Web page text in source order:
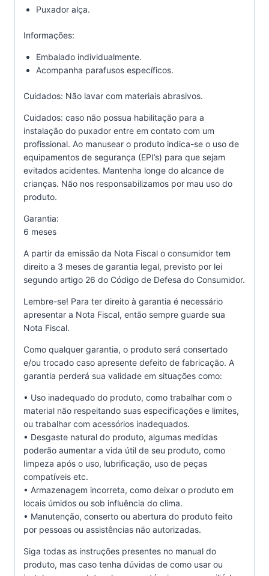
Puxador alça.
Informações:
Embalado individualmente.
Acompanha parafusos específicos.
Cuidados: Não lavar com materiais abrasivos.
Cuidados: caso não possua habilitação para a
instalação do puxador entre em contato com um
profissional. Ao manusear o produto indica-se o uso de
equipamentos de segurança (EPI’s) para que sejam
evitados acidentes. Mantenha longe do alcance de
crianças. Não nos responsabilizamos por mau uso do
produto.
Garantia:
6 meses
A partir da emissão da Nota Fiscal o consumidor tem
direito a 3 meses de garantia legal, previsto por lei
segundo artigo 26 do Código de Defesa do Consumidor.
Lembre-se! Para ter direito à garantia é necessário
apresentar a Nota Fiscal, então sempre guarde sua
Nota Fiscal.
Como qualquer garantia, o produto será consertado
e/ou trocado caso apresente defeito de fabricação. A
garantia perderá sua validade em situações como:
• Uso inadequado do produto, como trabalhar com o
material não respeitando suas especificações e limites,
ou trabalhar com acessórios inadequados.
• Desgaste natural do produto, algumas medidas
poderão aumentar a vida útil de seu produto, como
limpeza após o uso, lubrificação, uso de peças
compatíveis etc.
• Armazenagem incorreta, como deixar o produto em
locais úmidos ou sob influência do clima.
• Manutenção, conserto ou abertura do produto feito
por pessoas ou assistências não autorizadas.
Siga todas as instruções presentes no manual do
produto, mas caso tenha dúvidas de como usar ou